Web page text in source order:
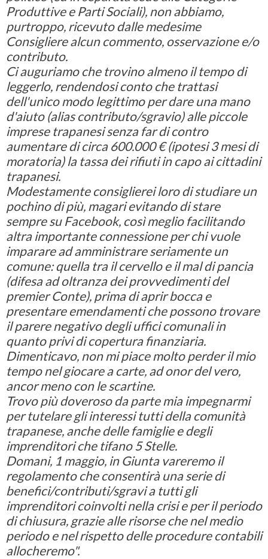
Produttive e Parti Sociali), non abbiamo,
purtroppo, ricevuto dalle medesime
Consigliere alcun commento, osservazione e/o
contributo.
Ci auguriamo che trovino almeno il tempo di
leggerlo, rendendosi conto che trattasi
dell'unico modo legittimo per dare una mano
d'aiuto (alias contributo/sgravio) alle piccole
imprese trapanesi senza far di contro
aumentare di circa 600.000 € (ipotesi 3 mesi di
moratoria) la tassa dei rifiuti in capo ai cittadini
trapanesi.
Modestamente consiglierei loro di studiare un
pochino di più, magari evitando di stare
sempre su Facebook, così meglio facilitando
altra importante connessione per chi vuole
imparare ad amministrare seriamente un
comune: quella tra il cervello e il mal di pancia
(difesa ad oltranza dei provvedimenti del
premier Conte), prima di aprir bocca e
presentare emendamenti che possono trovare
il parere negativo degli uffici comunali in
quanto privi di copertura finanziaria.
Dimenticavo, non mi piace molto perder il mio
tempo nel giocare a carte, ad onor del vero,
ancor meno con le scartine.
Trovo più doveroso da parte mia impegnarmi
per tutelare gli interessi tutti della comunità
trapanese, anche delle famiglie e degli
imprenditori che tifano 5 Stelle.
Domani, 1 maggio, in Giunta vareremo il
regolamento che consentirà una serie di
benefici/contributi/sgravi a tutti gli
imprenditori coinvolti nella crisi e per il periodo
di chiusura, grazie alle risorse che nel medio
periodo e nel rispetto delle procedure contabili
allocheremo".